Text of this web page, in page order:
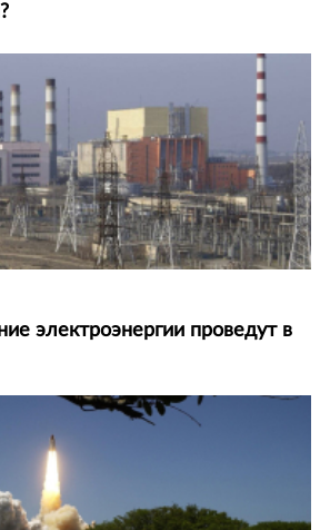
электроэнергии проведут в